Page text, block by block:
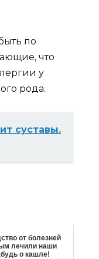
по
что
у
рода.
суставы.
от болезней
лечили наши
о кашле!